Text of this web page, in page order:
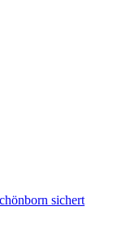
sichert